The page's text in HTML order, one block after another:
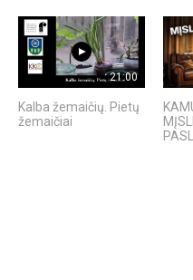
21:00
Kalba žemaičių. Pietų
žemaičiai